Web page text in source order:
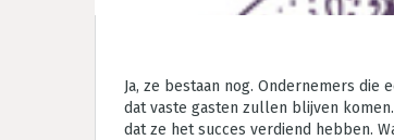
Ja, ze bestaan nog. Ondernemers
dat vaste gasten zullen blijven
dat ze het succes verdiend hebben.